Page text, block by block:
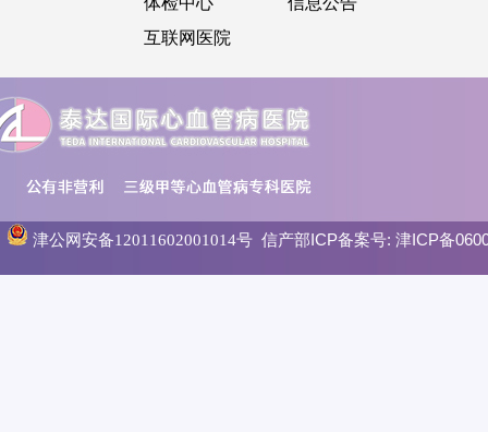
互联网医院
津公网安备12011602001014号信产部ICP备案号: 津ICP备